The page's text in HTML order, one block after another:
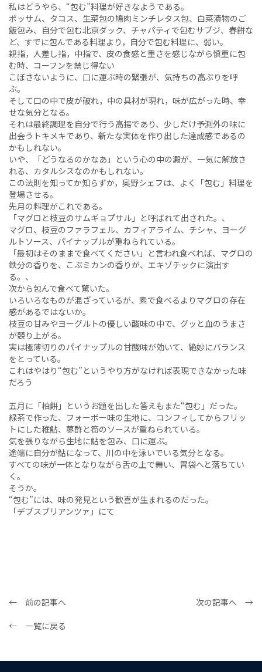
私はどうやら、“包む”料理が好きなようである。
ポッサム、タコス、生菜包の鳩肉ミンチレタス包、白菜漬物のご
飯包み、自分で包む北京ダック、チャパティで包むサブジ、春餅な
ど、すでに包んである料理より，自分で包む料理に、弱い。
親指，人差し指，中指で、皮の食感と重さを感じながら慎重に包
む時、コーフンを禁じ得ない
こぼさないように、口に運ぶ時の緊張が、気持ちの高ぶりを呼
ぶ。
そして口の中で皮が破れ，中の具材が現れ，味が広がった時、幸
せな気分となる。
それは最終調理を自分で行う高揚であり、少しだけ予測外の味に
出会うトキメキであり、新たな実体を作り出した達成感であるの
かもしれない。
いや、「どうなるのかなあ」という心の中の澱が、一気に解放さ
れる、カタルシスなのかもしれない。
この法則を知ってか知らずか，奥野シェフは、よく「包む」料理を
登場させる。
先月の料理がこれである。
「マグロと枝豆のサムギョプサル」と呼ばれて出された。、
マグロ、枝豆のファラフェル、カフィアライム、チシャ、ヨーグ
ルトソース、パイナップルが重ねられている。
「最初はそのままで食べてください」と言われ食べれば、マグロの
鉄分の香りを、こぶミカンの香りが、エキゾチックに演出す
る。、
次から包んで食べて驚いた。
いろいろなものが混ざっているが、素で食べるよりマグロの存在
感があるではないか。
枝豆の甘みやヨーグルトの優しい酸味の中で、グッと血のうまさ
が競り上がる。
実は極薄切りのパイナップルの甘酸味が効いて、絶妙にバランス
をとっている。
これはやはり“包む”というやり方がなければ表現できなかった味
だろう
五月に「柏餅」というお題を出した答えもまた“包む」だった。
緑茶で作った、フォーボー味の生地に、コンフィしてからフリッ
トにした稚鮎、蓼酢と筍のソースが重ねられている。
気を張りながら生地に鮎を包み、口に運ぶ。
途端に自分が鮎になって、川の中を泳いでいる気分となる。
すべての味が一体となりながら舌の上で舞い、胃袋へと落ちてい
く。
そうか。
“包む”には、味の発見という歓喜が生まれるのだった。
「デブスブリアンツァ」にて
← 前の記事へ
次の記事へ →
← 一覧に戻る